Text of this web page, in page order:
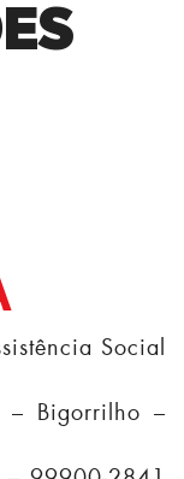
Social
– Bigorrilho –